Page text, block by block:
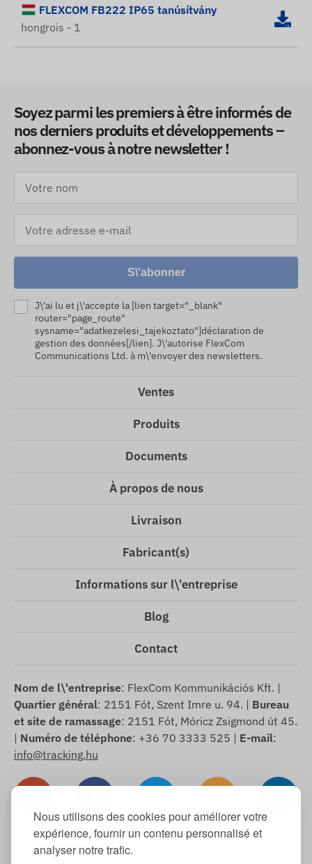
Nous utilisons des cookies pour améliorer votre
expérience, fournir un contenu personnalisé et
analyser notre trafic.
FLEXCOM FB222 IP65 tanúsítvány
hongrois - 1
Soyez parmi les premiers à être informés de
nos derniers produits et développements –
abonnez-vous à notre newsletter !
S\'abonner
J\'ai lu et j\'accepte la [lien target="_blank"
router="page_route"
sysname="adatkezelesi_tajekoztato"]déclaration de
gestion des données[/lien]. J\'autorise FlexCom
Communications Ltd. à m\'envoyer des newsletters.
Ventes
Produits
Documents
À propos de nous
Livraison
Fabricant(s)
Informations sur l\'entreprise
Blog
Contact
Nom de l\'entreprise: FlexCom Kommunikációs Kft. |
Quartier général: 2151 Fót, Szent Imre u. 94. | Bureau
et site de ramassage: 2151 Fót, Móricz Zsigmond út 45.
| Numéro de téléphone: +36 70 3333 525 | E-mail:
info@tracking.hu
Droits d\'auteur © 2025 FlexCom Communications Ltd.,